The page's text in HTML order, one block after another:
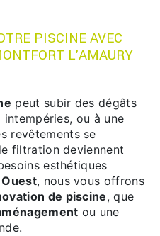
PISCINE AVEC
L'AMAURY
peut subir des dégâts
intempéries, ou à une
revêtements se
filtration deviennent
esthétiques
, nous vous offrons
de piscine, que
ou une